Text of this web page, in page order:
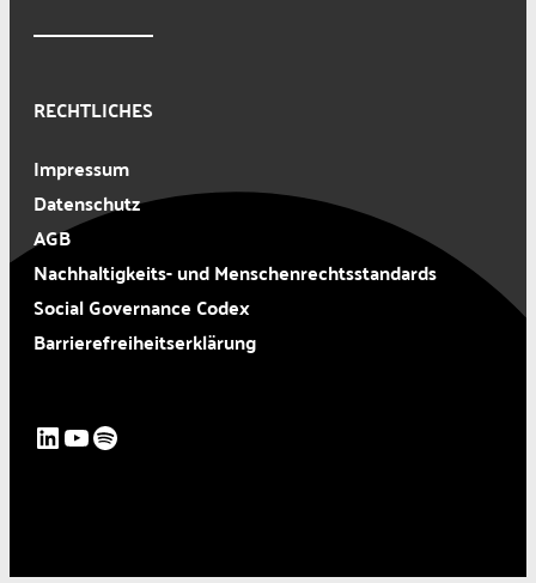
RECHTLICHES
Impressum
Datenschutz
AGB
Nachhaltigkeits- und Menschenrechtsstandards
Social Governance Codex
Barrierefreiheitserklärung
LinkedIn
YouTube
Spotify